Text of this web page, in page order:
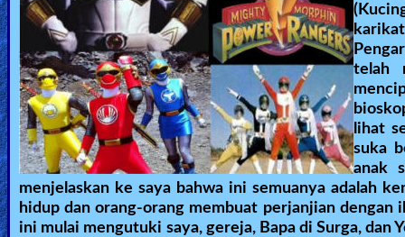
telah
lihat
suka
anak
menjelaskan ke saya bahwa ini semuanya adalah
hidup dan orang-orang membuat perjanjian
ini mulai mengutuki saya, gereja, Bapa di Surga, dan